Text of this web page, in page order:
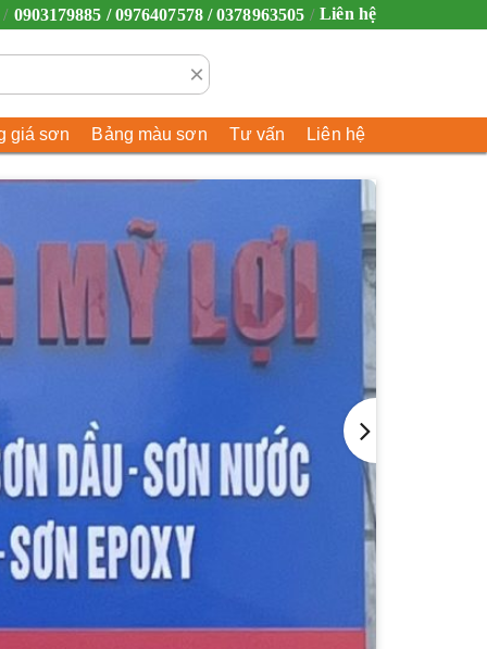
0903179885 / 0976407578 / 0378963505 Liên hệ
×
giá sơn Bảng màu sơn Tư vấn Liên hệ